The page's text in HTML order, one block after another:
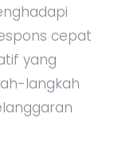
cepat
yang
langkah